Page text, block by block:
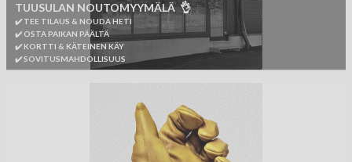
TUUSULAN NOUTOMYYMÄLÄ 👌
✔️ TEE TILAUS & NOUDA HETI
✔️ OSTA PAIKAN PÄÄLTÄ
✔️ KORTTI & KÄTEINEN KÄY
✔️ SOVITUSMAHDOLLISUUS